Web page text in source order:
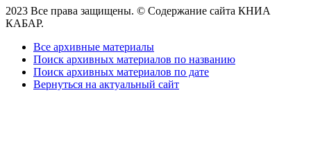
2023 Все права защищены. © Содержание сайта КНИА
КАБАР.
Все архивные материалы
Поиск архивных материалов по названию
Поиск архивных материалов по дате
Вернуться на актуальный сайт